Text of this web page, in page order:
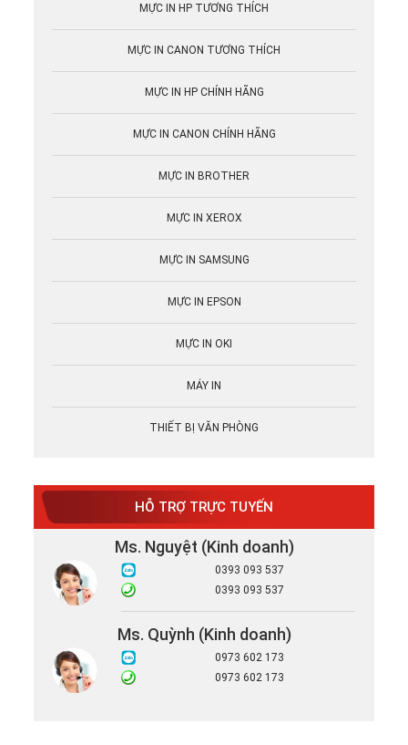
MỰC IN HP TƯƠNG THÍCH
MỰC IN CANON TƯƠNG THÍCH
MỰC IN HP CHÍNH HÃNG
MỰC IN CANON CHÍNH HÃNG
MỰC IN BROTHER
MỰC IN XEROX
MỰC IN SAMSUNG
MỰC IN EPSON
MỰC IN OKI
MÁY IN
THIẾT BỊ VĂN PHÒNG
HỖ TRỢ TRỰC TUYẾN
Ms. Nguyệt (Kinh doanh)
0393 093 537
0393 093 537
Ms. Quỳnh (Kinh doanh)
0973 602 173
0973 602 173